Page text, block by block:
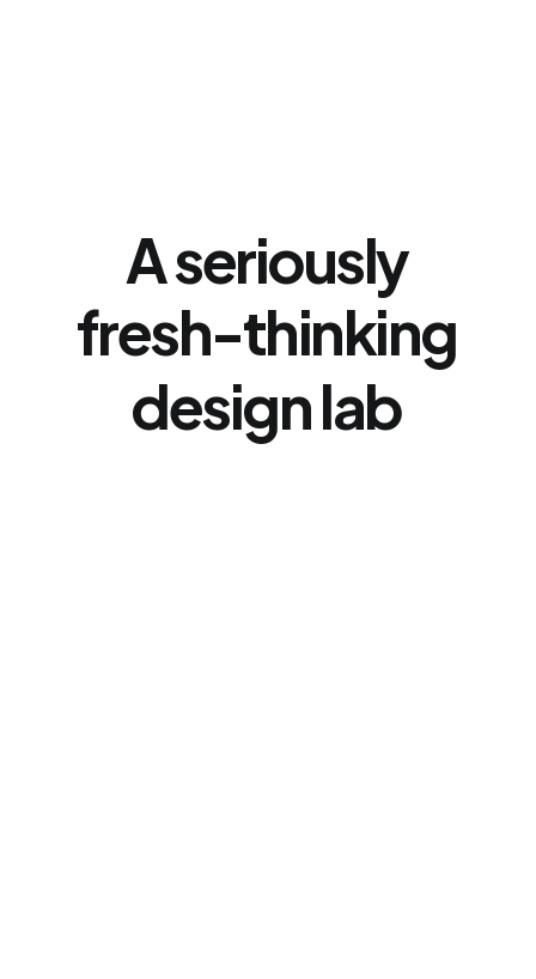
Aseriously
fresh-thinking
designlab